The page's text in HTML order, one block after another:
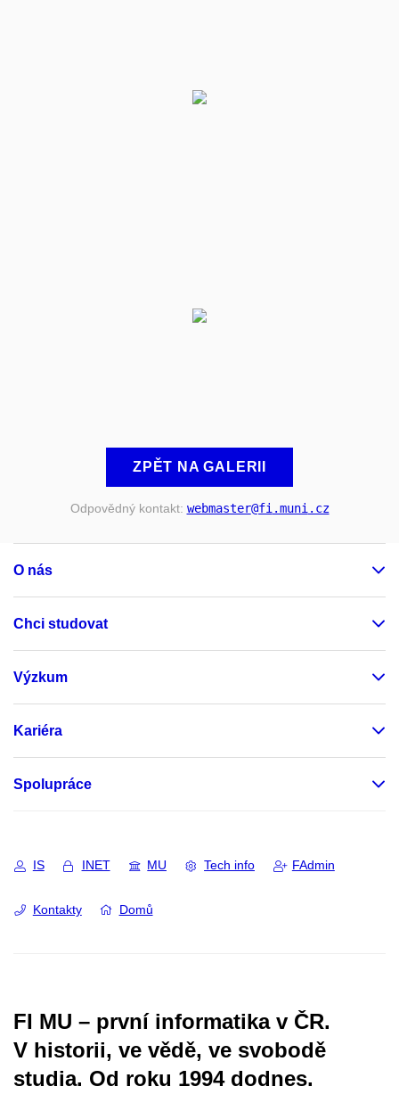
ZPĚT NA GALERII
Odpovědný kontakt: webmaster@fi .muni .cz
O nás
Chci studovat
Výzkum
Kariéra
Spolupráce
IS INET MU Tech info FAdmin
Kontakty Domů
FI MU – první informatika v ČR.
V historii, ve vědě, ve svobodě
studia. Od roku 1994 dodnes.